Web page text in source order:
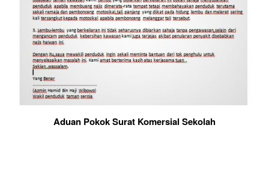
Aduan Pokok Surat Komersial Sekolah